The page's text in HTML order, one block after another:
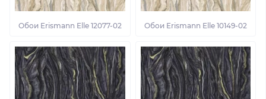
Обои Erismann Elle 12077-02 Обои Erismann Elle 10149-02